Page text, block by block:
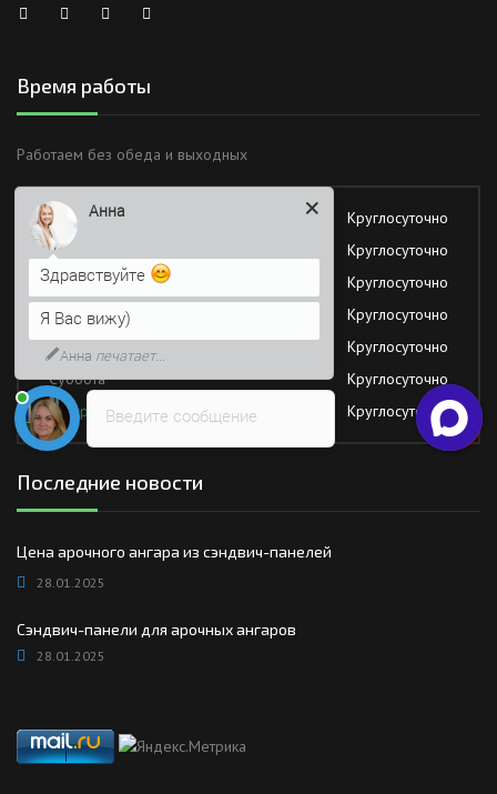
Время работы
Работаем без обеда и выходных
Понедельник
Круглосуточно
Вторник
Круглосуточно
Среда
Круглосуточно
Четверг
Круглосуточно
Пятница
Круглосуточно
Суббота
Круглосуточно
Воскресение
Круглосуточно
Последние новости
Цена арочного ангара из сэндвич-панелей
28.01.2025
Сэндвич-панели для арочных ангаров
28.01.2025
Введите сообщение
Анна
Здравствуйте
Я Вас вижу)
Анна печатает...